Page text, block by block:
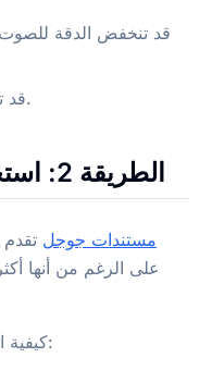
قد تنخفض الدقة
قد تتطلب بعض الميزات اشتراكًا.
الطريقة 2: استخدام مستندات جوجل
مستندات جوجل
على الرغم من أنها
كيفية استخدام مستندات جوجل للتفريغ: